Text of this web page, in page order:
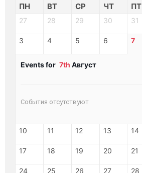
ПН ВТ СР ЧТ ПТ
27 28 29 30 31
3 4 5 6 7
Events for 7th Август
События отсутствуют
10 11 12 13 14
17 18 19 20 21
24 25 26 27 28